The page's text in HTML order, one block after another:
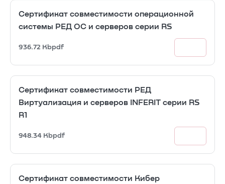
Сертификат совместимости операционной
системы РЕД ОС и серверов серии RS
936.72 Kbpdf
Сертификат совместимости РЕД
Виртуализация и серверов INFERIT серии RS
R1
948.34 Kbpdf
Сертификат совместимости Кибер